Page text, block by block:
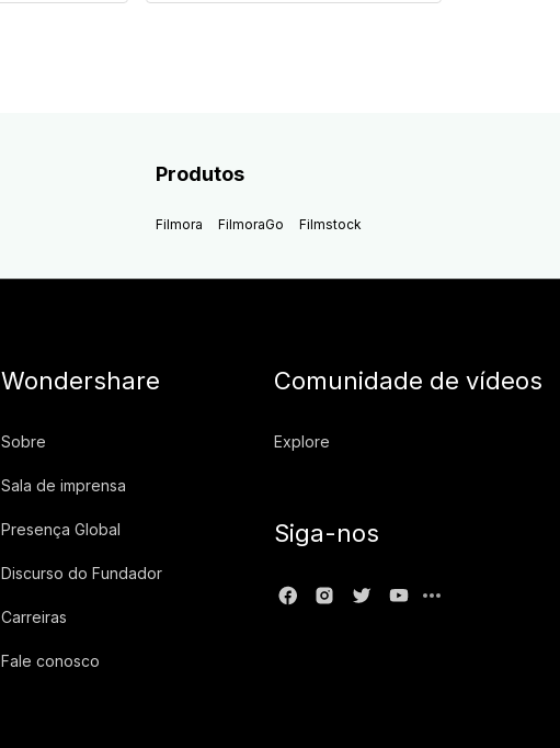
Produtos
Filmora FilmoraGo Filmstock
Wondershare
Sobre
Sala de imprensa
Presença Global
Discurso do Fundador
Carreiras
Fale conosco
Comunidade de vídeos
Explore
Siga-nos